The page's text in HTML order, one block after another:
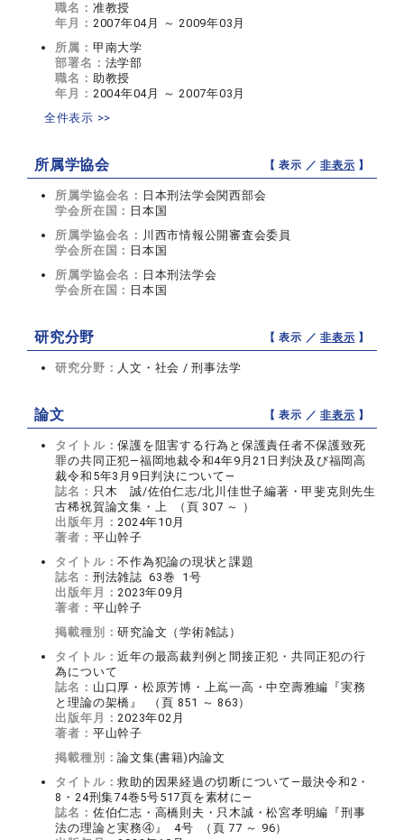
職名： 准教授
年月： 2007年04月 ～ 2009年03月
所属： 甲南大学
部署名： 法学部
職名： 助教授
年月： 2004年04月 ～ 2007年03月
全件表示 >>
所属学協会 【 表示 ／非表示 】
所属学協会名： 日本刑法学会関西部会
学会所在国： 日本国
所属学協会名： 川西市情報公開審査会委員
学会所在国： 日本国
所属学協会名： 日本刑法学会
学会所在国： 日本国
研究分野 【 表示 ／非表示 】
研究分野： 人文・社会 / 刑事法学
論文 【 表示 ／非表示 】
タイトル：保護を阻害する行為と保護責任者不保護致死
罪の共同正犯―福岡地裁令和4年9月21日判決及び福岡高
裁令和5年3月9日判決について―
誌名： 只木 誠/佐伯仁志/北川佳世子編著・甲斐克則先生
古稀祝賀論文集・上 （頁 307 ～ ）
出版年月：2024年10月
著者： 平山幹子
タイトル：不作為犯論の現状と課題
誌名： 刑法雑誌 63巻 1号
出版年月：2023年09月
著者： 平山幹子
掲載種別：研究論文（学術雑誌）
タイトル：近年の最高裁判例と間接正犯・共同正犯の行
為について
誌名： 山口厚・松原芳博・上嶌一高・中空壽雅編『実務
と理論の架橋』 （頁 851 ～ 863）
出版年月：2023年02月
著者： 平山幹子
掲載種別：論文集(書籍)内論文
タイトル：救助的因果経過の切断について―最決令和2・
8・24刑集74巻5号517頁を素材に―
誌名： 佐伯仁志・高橋則夫・只木誠・松宮孝明編『刑事
法の理論と実務④』 4号 （頁 77 ～ 96）